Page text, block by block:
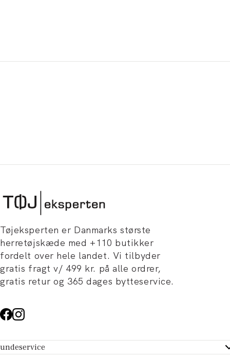
Tøjeksperten er Danmarks største
herretøjskæde med +110 butikker
fordelt over hele landet. Vi tilbyder
gratis fragt v/ 499 kr. på alle ordrer,
gratis retur og 365 dages bytteservice.